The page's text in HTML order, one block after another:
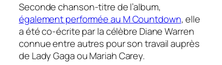
Seconde chanson-titre de l’album,
également performée au M Countdown, elle
a été co-écrite par la célèbre Diane Warren
connue entre autres pour son travail auprès
de Lady Gaga ou Mariah Carey.